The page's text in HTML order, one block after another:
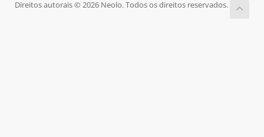
Direitos autorais © 2026 Neolo. Todos os direitos reservados.